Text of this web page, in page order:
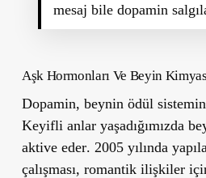
mesaj bile dopamin
Aşk Hormonları Ve Beyin
Dopamin, beynin ödül
Keyifli anlar yaşadığımızda
aktive eder. 2005 yılında
çalışması, romantik ilişkiler